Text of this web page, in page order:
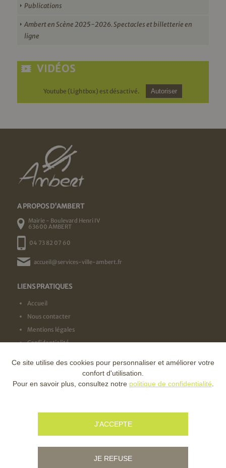
Publications
Ambert en Scène 2025-2026. Spectacles et billetterie en
ligne
VIDÉOS
Youtube (Lightbox) est désactivé. Autoriser
A PROPOS D'AMBERT
Mairie - Boulevard Henri IV
63600 AMBERT
04 73 82 07 60
accueil@services-ville-ambert.fr
LIENS PRATIQUES
Accueil
Nous contacter
Mentions légales
Confidentialité
NOS LABELS
Ce site utilise des cookies pour personnaliser et améliorer votre
confort d'utilisation.
Pour en savoir plus, consultez notre politique de confidentialité
J'ACCEPTE
JE REFUSE